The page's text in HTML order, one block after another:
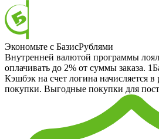
Экономьте с БазисРублями
Внутренней валютой программы
оплачивать до 2% от суммы заказа.
Кэшбэк на счет логина начисляется в
покупки. Выгодные покупки для